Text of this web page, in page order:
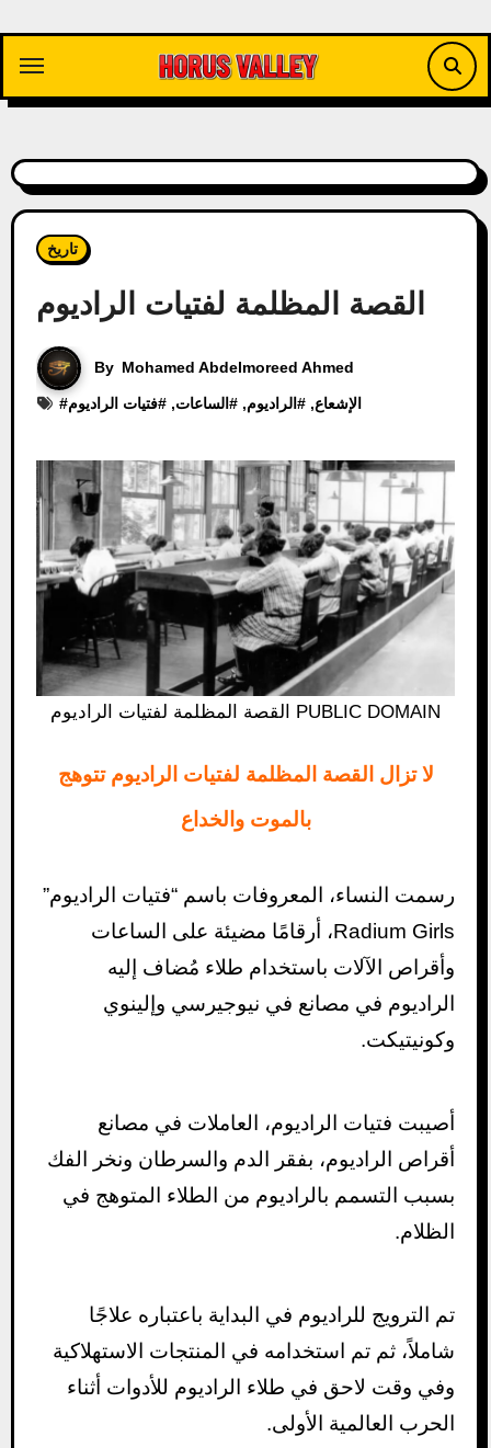
content
تاريخ
القصة المظلمة لفتيات الراديوم
By Mohamed Abdelmoreed Ahmed
# الإشعاع, # الراديوم, # الساعات, #فتيات الراديوم
القصة المظلمة لفتيات الراديوم PUBLIC DOMAIN
لا تزال القصة المظلمة لفتيات الراديوم تتوهج
بالموت والخداع
رسمت النساء، المعروفات باسم “فتيات الراديوم”
Radium Girls، أرقامًا مضيئة على الساعات
وأقراص الآلات باستخدام طلاء مُضاف إليه
الراديوم في مصانع في نيوجيرسي وإلينوي
وكونيتيكت.
أصيبت فتيات الراديوم، العاملات في مصانع
أقراص الراديوم، بفقر الدم والسرطان ونخر الفك
بسبب التسمم بالراديوم من الطلاء المتوهج في
الظلام.
تم الترويج للراديوم في البداية باعتباره علاجًا
شاملاً، ثم تم استخدامه في المنتجات الاستهلاكية
وفي وقت لاحق في طلاء الراديوم للأدوات أثناء
الحرب العالمية الأولى.